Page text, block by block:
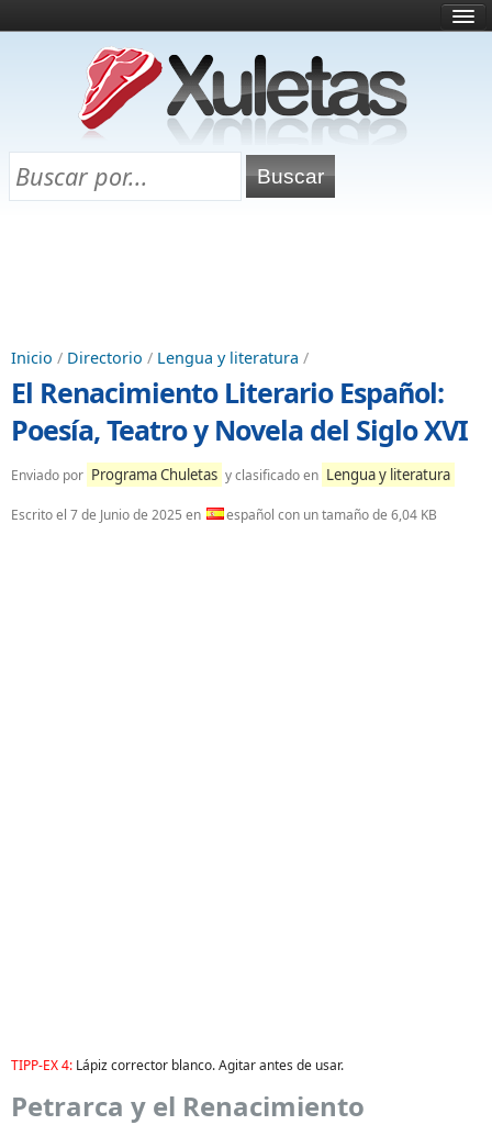
¿Qué es esto?
Directorio
Chuletas para exámenes
Inicio / Directorio / Lengua y literatura /
El Renacimiento Literario Español:
Poesía, Teatro y Novela del Siglo XVI
Enviado por Programa Chuletas y clasificado en Lengua y literatura
Escrito el 7 de Junio de 2025 en español con un tamaño de 6,04 KB
TIPP-EX 4: Lápiz corrector blanco. Agitar antes de usar.
Petrarca y el Renacimiento